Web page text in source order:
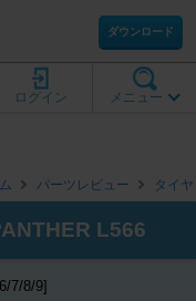
ダウンロード
メニュー
ログイン
パーツレビュー タイ
L566
7/8/9]